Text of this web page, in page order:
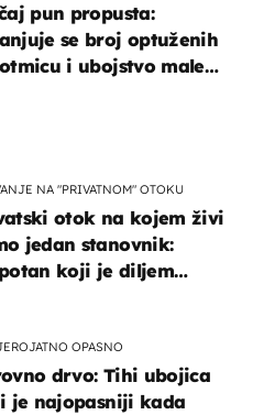
pun propusta:
se broj optuženih
i ubojstvo male
NA "PRIVATNOM" OTOKU
otok na kojem živi
jedan stanovnik:
koji je diljem
OPASNO
drvo: Tihi ubojica
je najopasniji kada